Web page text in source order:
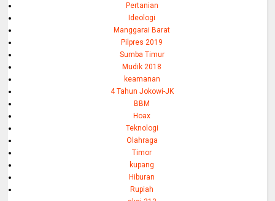
Pertanian
Ideologi
Manggarai Barat
Pilpres 2019
Sumba Timur
Mudik 2018
keamanan
4 Tahun Jokowi-JK
BBM
Hoax
Teknologi
Olahraga
Timor
kupang
Hiburan
Rupiah